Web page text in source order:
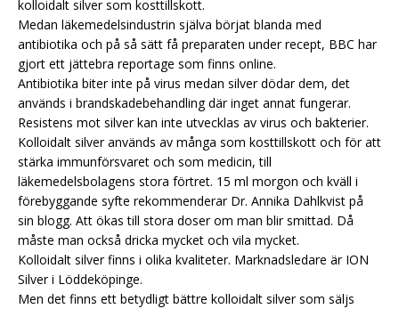
kolloidalt silver som kosttillskott.
Medan läkemedelsindustrin själva börjat blanda med
antibiotika och på så sätt få preparaten under recept, BBC har
gjort ett jättebra reportage som finns online.
Antibiotika biter inte på virus medan silver dödar dem, det
används i brandskadebehandling där inget annat fungerar.
Resistens mot silver kan inte utvecklas av virus och bakterier.
Kolloidalt silver används av många som kosttillskott och för att
stärka immunförsvaret och som medicin, till
läkemedelsbolagens stora förtret. 15 ml morgon och kväll i
förebyggande syfte rekommenderar Dr. Annika Dahlkvist på
sin blogg. Att ökas till stora doser om man blir smittad. Då
måste man också dricka mycket och vila mycket.
Kolloidalt silver finns i olika kvaliteter. Marknadsledare är ION
Silver i Löddeköpinge.
Men det finns ett betydligt bättre kolloidalt silver som säljs